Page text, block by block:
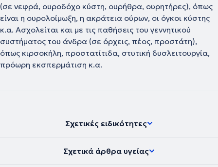
(σε νεφρά, ουροδόχο κύστη, ουρήθρα, ουρητήρες), όπως
είναι η ουρολοίμωξη, η ακράτεια ούρων, οι όγκοι κύστης
κ.α. Ασχολείται και με τις παθήσεις του γεννητικού
συστήματος του άνδρα (σε όρχεις, πέος, προστάτη),
όπως κιρσοκήλη, προστατίτιδα, στυτική δυσλειτουργία,
πρόωρη εκσπερμάτιση κ.α.
Σχετικές ειδικότητες
Σχετικά άρθρα υγείας